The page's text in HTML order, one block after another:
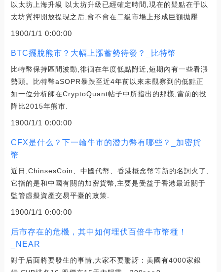
以太坊上海升級 以太坊升級已經確定時間,現在的疑點在于以
太坊質押開放提現之后,會不會在二級市場上形成巨額拋壓.
1900/1/1 0:00:00
BTC擺脫熊市？大幅上漲蓄勢待發？_比特幣
比特幣保持區間波動,徘徊在年度低點附近,短期內有一些看漲
勢頭。比特幣aSOPR暴跌至近4年前以來未觀察到的低點正
如一位分析師在CryptoQuant帖子中所指出的那樣,當前的投
降比2015年熊市.
1900/1/1 0:00:00
CFX是什么？下一輪牛市的潛力幣有哪些？_加密貨
幣
近日,ChinsesCoin、中國代幣、香港概念幣等新的名詞火了,
它指的是和中國有關的加密貨幣,主要是受益于香港最近關于
監管虛擬資產交易平臺的政策.
1900/1/1 0:00:00
后市存在的危機，其中如何埋伏百倍牛市幣種！
_NEAR
對于后面將要發生的事情,大家不要驚訝：美國有4000家銀